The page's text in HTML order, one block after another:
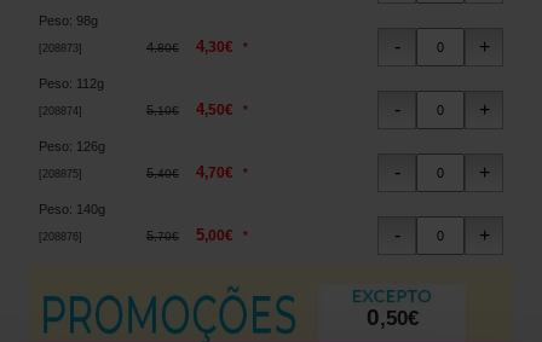
Peso: 98g
208873 ] 4,80€ 4,30€ *
Peso: 112g
208874] 5,10€ 4,50€ *
Peso: 126g
208875] 5,40€ 4,70€ *
Peso: 140g
208876] 5,70€ 5,00€ *
0,50€